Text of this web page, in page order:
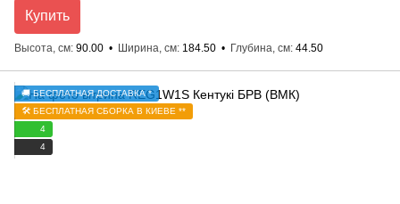
Купить
Высота, см 90.00 Ширина, см 184.50 Глубина, см 44.50
🚚 БЕСПЛАТНАЯ ДОСТАВКА *
🛠️ БЕСПЛАТНАЯ СБОРКА В КИЕВЕ **
4
4